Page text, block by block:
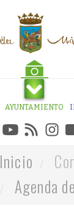
AYUNTAMIENTO
Inicio
Agenda